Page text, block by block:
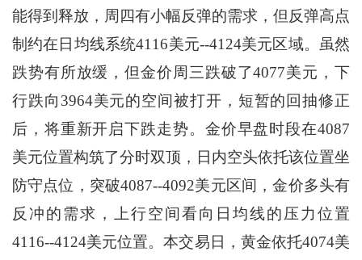
能得到释放，周四有小幅反弹的需求，但反弹高点
制约在日均线系统4116美元--4124美元区域。虽然
跌势有所放缓，但金价周三跌破了4077美元，下
行跌向3964美元的空间被打开，短暂的回抽修正
后，将重新开启下跌走势。金价早盘时段在4087
美元位置构筑了分时双顶，日内空头依托该位置坐
防守点位，突破4087--4092美元区间，金价多头有
反冲的需求，上行空间看向日均线的压力位置
4116--4124美元位置。本交易日，黄金依托4074美